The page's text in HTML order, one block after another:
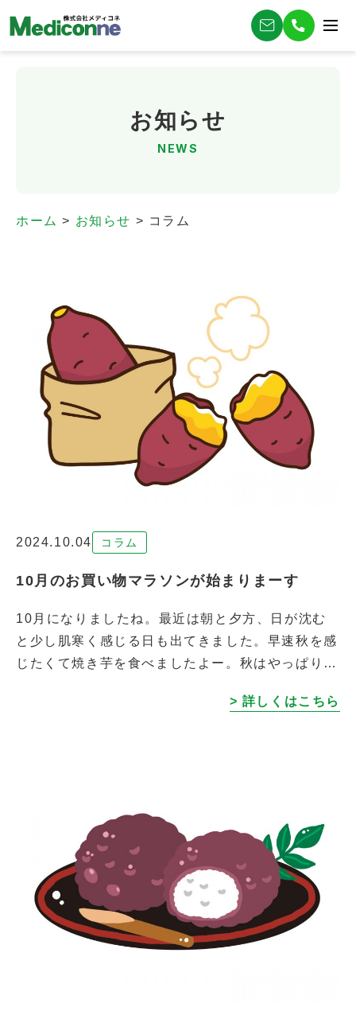
お知らせ
NEWS
ホーム > お知らせ > コラム
2024.10.04 コラム
10月のお買い物マラソンが始まりまーす
10月になりましたね。最近は朝と夕方、日が沈む
と少し肌寒く感じる日も出てきました。早速秋を感
じたくて焼き芋を食べましたよー。秋はやっぱり食
買ってると冬に備えてしっかり太っちゃ […]
> 詳しくはこちら